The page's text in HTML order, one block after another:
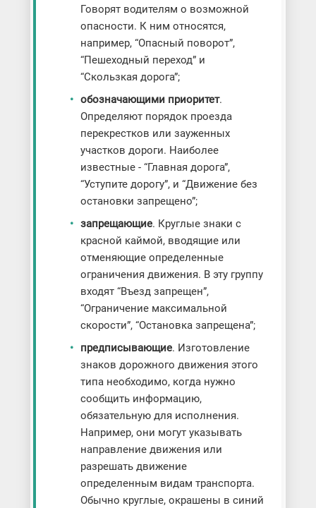
Говорят водителям о возможной
опасности. К ним относятся,
например, “Опасный поворот”,
“Пешеходный переход” и
“Скользкая дорога”;
обозначающими приоритет.
Определяют порядок проезда
перекрестков или зауженных
участков дороги. Наиболее
известные - “Главная дорога”,
“Уступите дорогу”, и “Движение без
остановки запрещено”;
запрещающие. Круглые знаки с
красной каймой, вводящие или
отменяющие определенные
ограничения движения. В эту группу
входят “Въезд запрещен”,
“Ограничение максимальной
скорости”, “Остановка запрещена”;
предписывающие. Изготовление
знаков дорожного движения этого
типа необходимо, когда нужно
сообщить информацию,
обязательную для исполнения.
Например, они могут указывать
направление движения или
разрешать движение
определенным видам транспорта.
Обычно круглые, окрашены в синий